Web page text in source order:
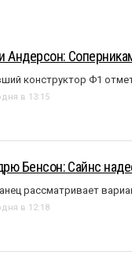
Андерсон:
конструктор Ф1
в 13:15
Бенсон: Сайнс
рассматривает
в 12:18